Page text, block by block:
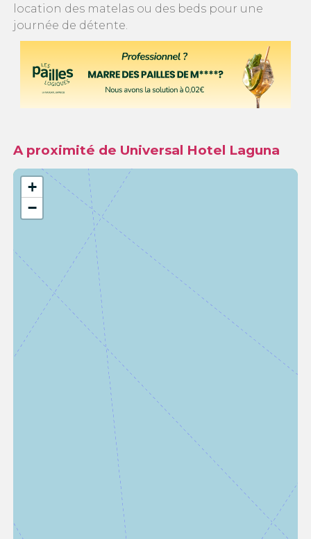
location des matelas ou des beds pour une
journée de détente.
A proximité de Universal Hotel Laguna
+
−